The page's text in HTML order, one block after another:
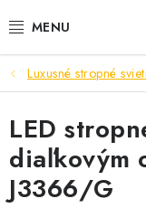
na
PRIEMYSEL
SVIETIDLÁ
ŽIAROVKY A
Luxusné stropné
LED
diaľkovým
J3366/G